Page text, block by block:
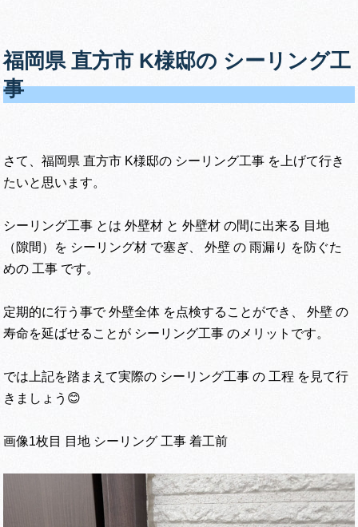
福岡県 直方市 K様邸の シーリング工
事
さて、福岡県 直方市 K様邸の シーリング工事 を上げて行き
たいと思います。
シーリング工事 とは 外壁材 と 外壁材 の間に出来る 目地
（隙間）を シーリング材 で塞ぎ、 外壁 の 雨漏り を防ぐた
めの 工事 です。
定期的に行う事で 外壁全体 を点検することができ、 外壁 の
寿命を延ばせることが シーリング工事 のメリットです。
では上記を踏まえて実際の シーリング工事 の 工程 を見て行
きましょう😊
画像1枚目 目地 シーリング 工事 着工前